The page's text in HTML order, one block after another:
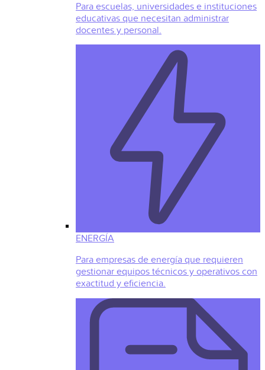
Para escuelas, universidades e instituciones
educativas que necesitan administrar
docentes y personal.
ENERGÍA
Para empresas de energía que requieren
gestionar equipos técnicos y operativos con
exactitud y eficiencia.